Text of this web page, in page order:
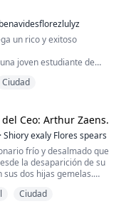
feliz, Camila
u n reconocido
no ha olvidado a su
por irse ...
benavidesflorezlulyz
un rico y exitoso
joven estudiante de
desde el día que un
obligada asistir a terapias
pero quien se iba a
Ciudad
Ceo: Arthur Zaens.
·Shiory exaly Flores spears
frío y desalmado que
la desaparición de su
sus dos hijas gemelas.
Arthur conoce a Lía, una
Ciudad